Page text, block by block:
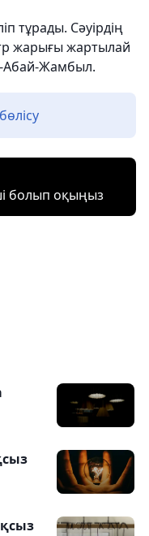
тұрады. Сәуірдің
жарығы жартылай
Абай-Жамбыл.
болып оқыңыз